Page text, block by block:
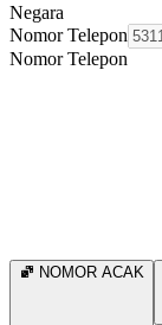
Negara
Nomor Telepon
Nomor Telepon
NOMOR ACAK